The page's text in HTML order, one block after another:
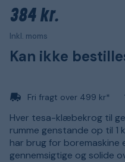
384 kr.
Inkl. moms
Kan ikke
Fri fragt over 499 kr*
Hver tesa-klæbekrog til
rumme genstande op til 1
har brug for
gennemsigtige og solide